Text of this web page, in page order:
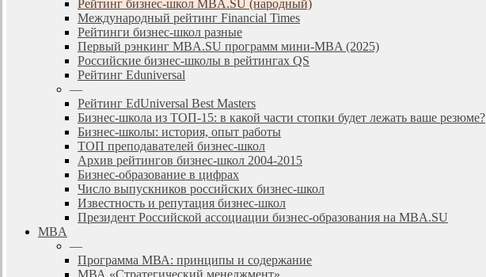
Рейтинг бизнес-школ MBA.SU (народный)
Международный рейтинг Financial Times
Рейтинги бизнес-школ разные
Первый рэнкинг MBA.SU программ мини-MBA (2025)
Российские бизнес-школы в рейтингах QS
Рейтинг Eduniversal
—
Рейтинг EdUniversal Best Masters
Бизнес-школа из ТОП-15: в какой части стопки будет лежать ваше резюме?
Бизнес-школы: история, опыт работы
ТОП преподавателей бизнес-школ
Архив рейтингов бизнес-школ 2004-2015
Бизнес-образование в цифрах
Число выпускников российских бизнес-школ
Известность и репутация бизнес-школ
Президент Российской ассоциации бизнес-образования на MBA.SU
MBA
—
Программа МВА: принципы и содержание